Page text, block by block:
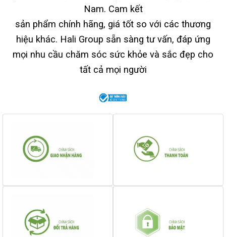
Nam. Cam kết
sản phẩm chính hãng, giá tốt so với các thương
hiệu khác. Hali Group sẵn sàng tư vấn, đáp ứng
mọi nhu cầu chăm sóc sức khỏe và sắc đẹp cho
tất cả mọi người